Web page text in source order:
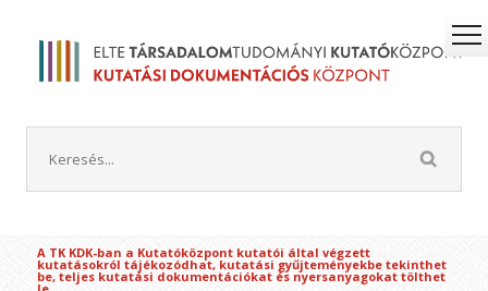
A TK KDK-ban a Kutatóközpont kutatói által végzett
kutatásokról tájékozódhat, kutatási gyűjteményekbe tekinthet
be, teljes kutatási dokumentációkat és nyersanyagokat tölthet